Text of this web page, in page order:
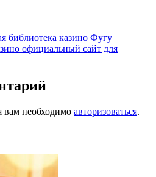
библиотека казино Фугу
официальный сайт для
вам необходимо авторизоваться.